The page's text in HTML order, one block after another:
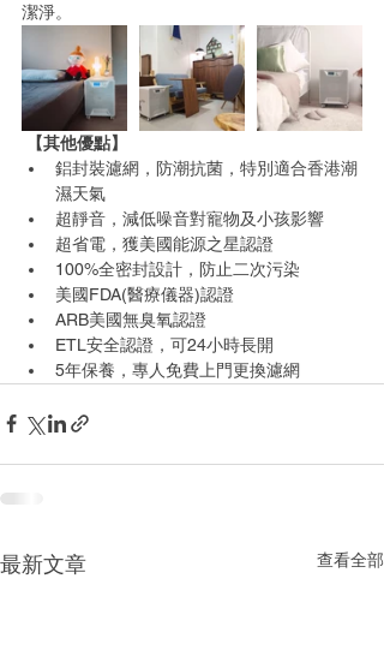
潔淨。
【其他優點】
鋁封裝濾網，防潮抗菌，特別適合香港潮
濕天氣
超靜音，減低噪音對寵物及小孩影響
超省電，獲美國能源之星認證
100%全密封設計，防止二次污染
美國FDA(醫療儀器)認證
ARB美國無臭氧認證
ETL安全認證，可24小時長開
5年保養，專人免費上門更換濾網
最新文章 查看全部